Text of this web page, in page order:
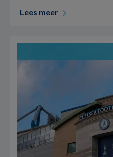
Lees meer